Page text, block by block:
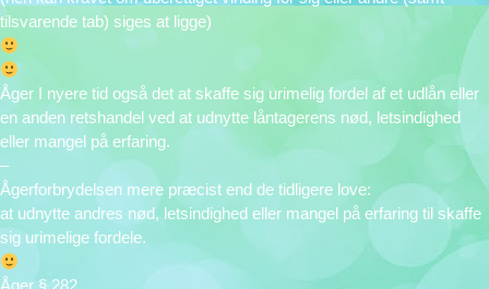
tilsvarende tab) siges at ligge)
Åger I nyere tid også det at skaffe sig urimelig fordel af et udlån eller
en anden retshandel ved at udnytte låntagerens nød, letsindighed
eller mangel på erfaring.
–
Ågerforbrydelsen mere præcist end de tidligere love:
at udnytte andres nød, letsindighed eller mangel på erfaring til skaffe
sig urimelige fordele.
Åger § 282